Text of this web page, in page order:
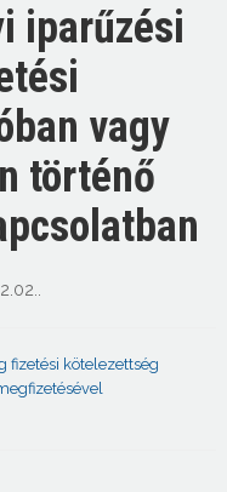
iparűzési
vagy
történő
fizetési kötelezettség